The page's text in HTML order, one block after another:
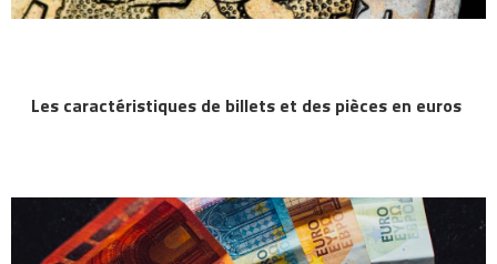
Les caractéristiques de billets et des pièces en euros